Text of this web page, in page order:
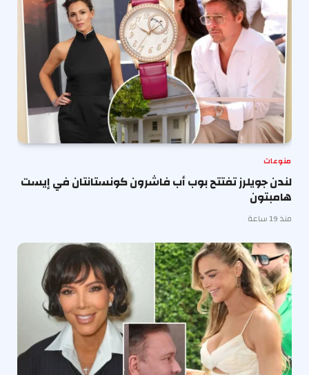
منوعات
لندن جويلرز تفتتح بوب أب فاشرون كونستانتان في إيست
هامبتون
منذ 19 ساعة